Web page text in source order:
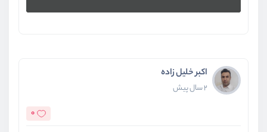
اکبر خلیل زاده
2 سال پیش
0